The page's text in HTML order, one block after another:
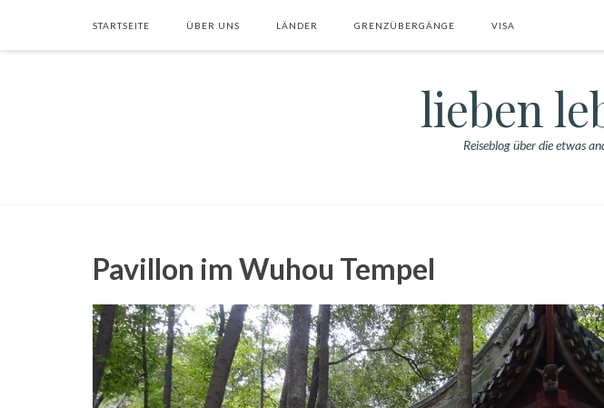
STARTSEITE ÜBER UNS LÄNDER GRENZÜBERGÄNGE VISA
lieben
Reiseblog über die etwas
Pavillon im Wuhou Tempel